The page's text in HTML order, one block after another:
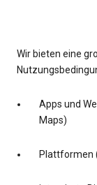
Wir bieten eine
Apps und
Maps)
Plattformen